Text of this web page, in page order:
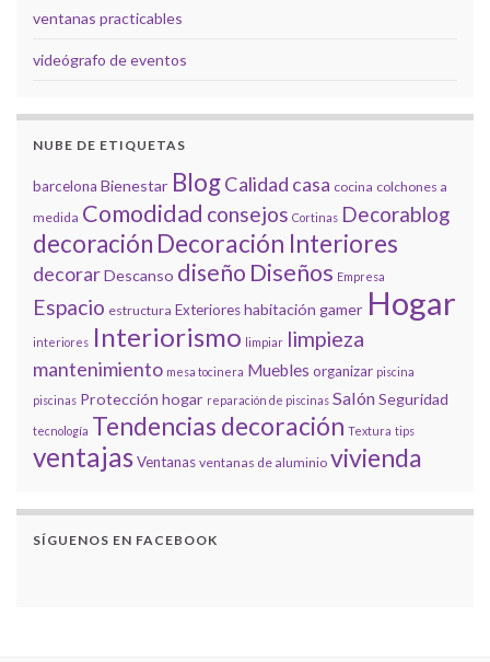
ventanas practicables
videógrafo de eventos
NUBE DE ETIQUETAS
barcelona Bienestar BlogCalidad casa cocina colchones a
medida Comodidad consejos Cortinas Decorablog
decoración Decoración Interiores
decorarDescanso diseño Diseños Empresa
Espacio estructura Exterioreshabitación gamer Hogar
interiores Interiorismo limpiar limpieza
mantenimiento mesa tocinera Muebles organizar piscina
piscinas Protección hogar reparación de piscinas SalónSeguridad
tecnología Tendencias decoración Textura tips
ventajasVentanas ventanas de aluminio vivienda
SÍGUENOS EN FACEBOOK